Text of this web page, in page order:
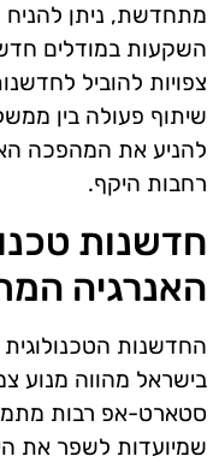
מתחדשת, ניתן להניח
השקעות במודלים
צפויות להוביל
שיתוף פעולה בין
להניע את המהפכה
רחבות היקף.
חדשנות
האנרגיה
החדשנות
בישראל מהווה מנוע
סטארט-אפ רבות
שמיועדות לשפר את